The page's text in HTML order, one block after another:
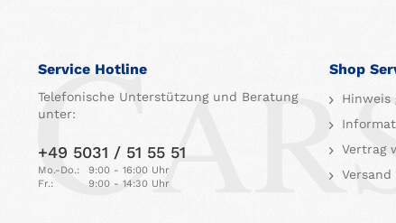
Service Hotline
Telefonische Unterstützung und Beratung
unter:
+49 5031 / 51 55 51
Mo.-Do.:
9:00 - 16:00 Uhr
Fr.:
9:00 - 14:30 Uhr
Shop
Hinweis
Vertrag